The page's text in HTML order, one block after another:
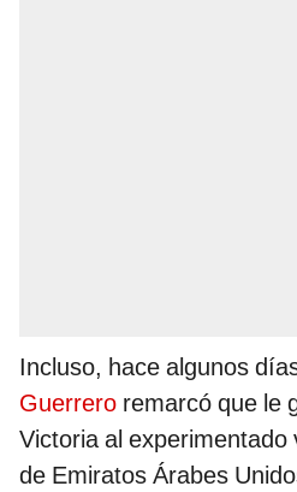
Incluso, hace algunos
Guerrero remarcó que le
Victoria al experimentado
de Emiratos Árabes